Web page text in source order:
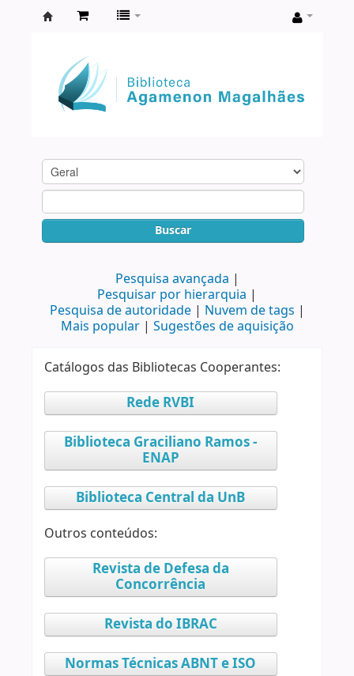
Agamenon
Magalhães
Buscar
Pesquisa avançada
Pesquisar por hierarquia
Pesquisa de autoridade
Nuvem de tags
Mais popular
Sugestões de aquisição
Catálogos das Bibliotecas Cooperantes:
Rede RVBI
Biblioteca Graciliano Ramos -
ENAP
Biblioteca Central da UnB
Outros conteúdos:
Revista de Defesa da
Concorrência
Revista do IBRAC
Normas Técnicas ABNT e ISO